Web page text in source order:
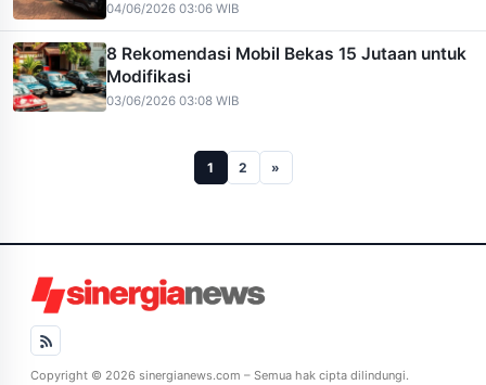
04/06/2026 03:06 WIB
8 Rekomendasi Mobil Bekas 15 Jutaan untuk
Modifikasi
03/06/2026 03:08 WIB
1 2 »
Copyright © 2026 sinergianews.com – Semua hak cipta dilindungi.